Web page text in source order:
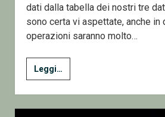
dati dalla tabella dei nostri tre
sono certa vi aspettate, anche in
operazioni saranno molto…
Leggi…4
–
Lavorare
con